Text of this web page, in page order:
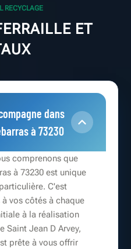
RECYCLAGE
ET
dans
à 73230
comprenons que
à 73230 est unique
C'est
vos côtés à chaque
à la réalisation
Saint Jean D Arvey,
prête à vous offrir